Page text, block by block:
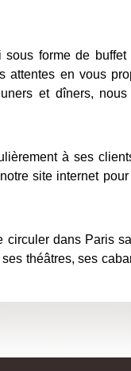
forme de
attentes en vous
et dîners,
à ses
site internet
dans Paris
théâtres, ses